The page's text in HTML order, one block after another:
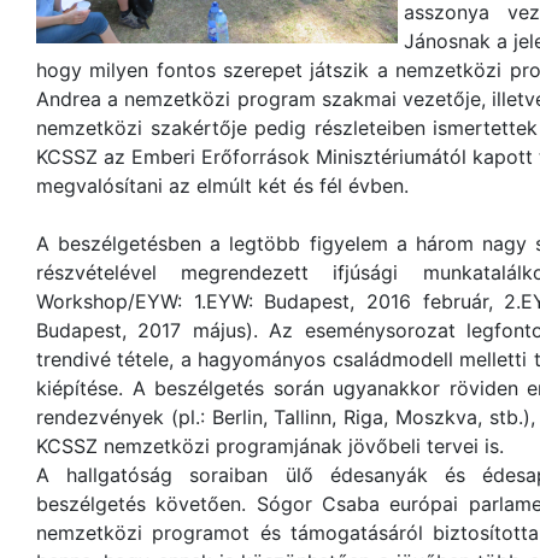
asszonya
Jánosnak a
hogy milyen fontos szerepet játszik a nemzetközi
Andrea a nemzetközi program szakmai vezetője,
nemzetközi szakértője pedig részleteiben
KCSSZ az Emberi Erőforrások Minisztériumától
megvalósítani az elmúlt két és fél évben.
A beszélgetésben a legtöbb figyelem a három
részvételével megrendezett ifjúsági
Workshop/EYW: 1.EYW: Budapest, 2016 február,
Budapest, 2017 május). Az eseménysorozat
trendivé tétele, a hagyományos családmodell
kiépítése. A beszélgetés során ugyanakkor röviden
rendezvények (pl.: Berlin, Tallinn, Riga, Moszkva,
KCSSZ nemzetközi programjának jövőbeli tervei is.
A hallgatóság soraiban ülő édesanyák és
beszélgetés követően. Sógor Csaba európai
nemzetközi programot és támogatásáról